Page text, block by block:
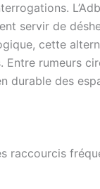
servir de
cette
Entre rumeurs
durable des
raccourcis